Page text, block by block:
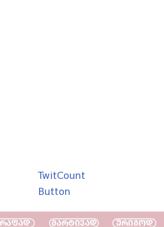
TwitCount
Button